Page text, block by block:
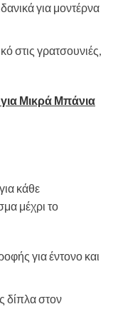
για μοντέρνα
στις γρατσουνιές,
για Μικρά Μπάνια
κάθε
μέχρι το
για έντονο και
δίπλα στον